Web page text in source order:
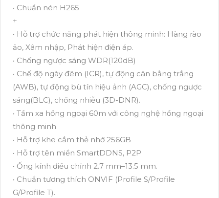
• Chuẩn nén H265
+
• Hỗ trợ chức năng phát hiện thông minh: Hàng rào
ảo, Xâm nhập, Phát hiện điện áp.
• Chống ngược sáng WDR(120dB)
• Chế độ ngày đêm (ICR), tự động cân bằng trắng
(AWB), tự động bù tín hiệu ảnh (AGC), chống ngược
sáng(BLC), chống nhiễu (3D-DNR).
• Tầm xa hồng ngoại 60m với công nghệ hồng ngoại
thông minh
• Hỗ trợ khe cắm thẻ nhớ 256GB
• Hỗ trợ tên miền SmartDDNS, P2P
• Ống kính điều chỉnh 2.7 mm–13.5 mm.
• Chuẩn tương thích ONVIF (Profile S/Profile
G/Profile T).